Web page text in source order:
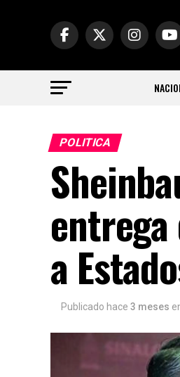
POLITICA
a
Publicado hace 3 meses